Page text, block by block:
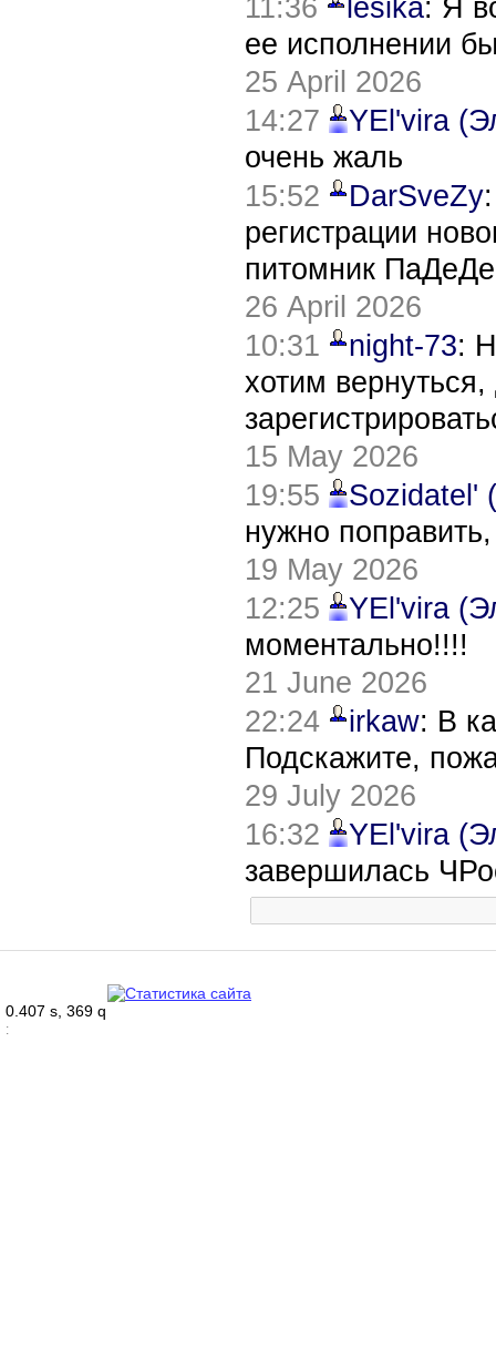
11:36
lesika: Я
ее исполнении
25 April 2026
14:27
YEl'vira
очень жаль
15:52
DarSveZy
регистрации
питомник
26 April 2026
10:31
night-73:
хотим
15 May 2026
19:55
Sozidatel'
нужно
19 May 2026
12:25
YEl'vira
моментально!!!!
21 June 2026
22:24
irkaw: В
Подскажите,
29 July 2026
16:32
YEl'vira
завершилась
0.407 s, 369 q
: